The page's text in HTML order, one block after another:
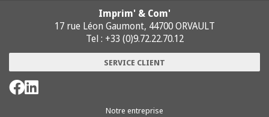
Imprim' & Com'
17 rue Léon Gaumont, 44700 ORVAULT
Tel : +33 (0)9.72.22.70.12
SERVICE CLIENT
Notre entreprise